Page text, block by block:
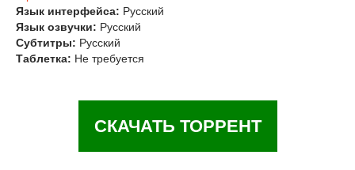
Язык интерфейса: Русский
Язык озвучки: Русский
Субтитры: Русский
Таблетка: Не требуется
СКАЧАТЬ ТОРРЕНТ